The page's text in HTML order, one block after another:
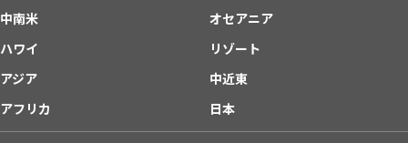
中南米
オセアニア
ハワイ
リゾート
アジア
中近東
アフリカ
日本